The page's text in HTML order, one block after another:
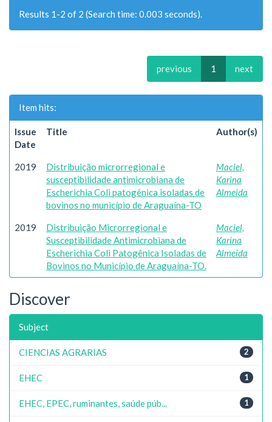
Results 1-2 of 2 (Search time: 0.003 seconds).
previous 1 next
Item hits:
Issue
Date
Title Author(s)
2019
Distribuição microrregional e
susceptibilidade antimicrobiana de
Escherichia Coli patogênica isoladas de
bovinos no município de Araguaína-TO
Maciel,
Karina
Almeida
2019
Distribuição Microrregional e
Susceptibilidade Antimicrobiana de
Escherichia Coli Patogênica Isoladas de
Bovinos no Município de Araguaína-TO.
Maciel,
Karina
Almeida
Discover
Subject
2
CIENCIAS AGRARIAS
1
EHEC
1
EHEC, EPEC, ruminantes, saúde púb...